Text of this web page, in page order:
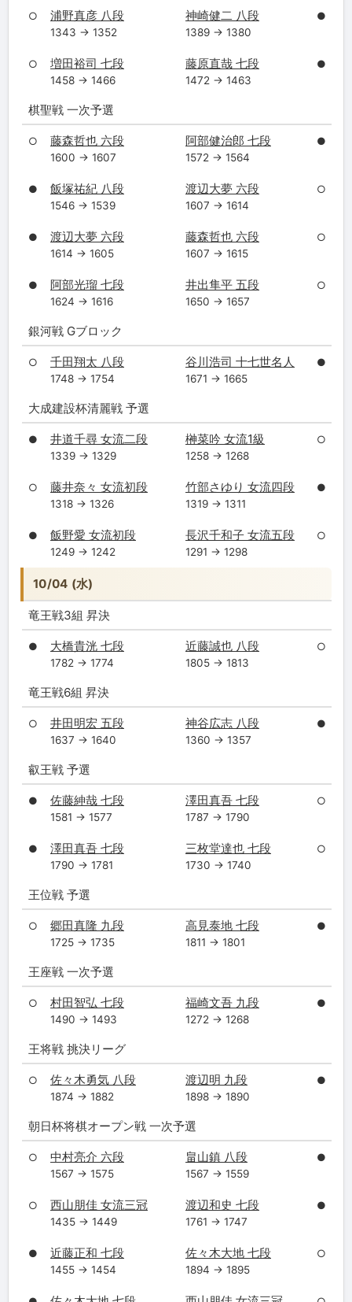
○ 浦野真彦 八段
1343 → 1352
神崎健二 八段
1389 → 1380
●
○ 増田裕司 七段
1458 → 1466
藤原直哉 七段
1472 → 1463
●
棋聖戦 一次予選
○ 藤森哲也 六段
1600 → 1607
阿部健治郎 七段
1572 → 1564
●
● 飯塚祐紀 八段
1546 → 1539
渡辺大夢 六段
1607 → 1614
○
● 渡辺大夢 六段
1614 → 1605
藤森哲也 六段
1607 → 1615
○
● 阿部光瑠 七段
1624 → 1616
井出隼平 五段
1650 → 1657
○
銀河戦 Gブロック
○ 千田翔太 八段
1748 → 1754
谷川浩司 十七世名人
1671 → 1665
●
大成建設杯清麗戦 予選
● 井道千尋 女流二段
1339 → 1329
榊菜吟 女流1級
1258 → 1268
○
○ 藤井奈々 女流初段
1318 → 1326
竹部さゆり 女流四段
1319 → 1311
●
● 飯野愛 女流初段
1249 → 1242
長沢千和子 女流五段
1291 → 1298
○
10/04 (水)
竜王戦3組 昇決
● 大橋貴洸 七段
1782 → 1774
近藤誠也 八段
1805 → 1813
○
竜王戦6組 昇決
○ 井田明宏 五段
1637 → 1640
神谷広志 八段
1360 → 1357
●
叡王戦 予選
● 佐藤紳哉 七段
1581 → 1577
澤田真吾 七段
1787 → 1790
○
● 澤田真吾 七段
1790 → 1781
三枚堂達也 七段
1730 → 1740
○
王位戦 予選
○ 郷田真隆 九段
1725 → 1735
高見泰地 七段
1811 → 1801
●
王座戦 一次予選
○ 村田智弘 七段
1490 → 1493
福崎文吾 九段
1272 → 1268
●
王将戦 挑決リーグ
○ 佐々木勇気 八段
1874 → 1882
渡辺明 九段
1898 → 1890
●
朝日杯将棋オープン戦 一次予選
○ 中村亮介 六段
1567 → 1575
畠山鎮 八段
1567 → 1559
●
○ 西山朋佳 女流三冠
1435 → 1449
渡辺和史 七段
1761 → 1747
●
● 近藤正和 七段
1455 → 1454
佐々木大地 七段
1894 → 1895
○